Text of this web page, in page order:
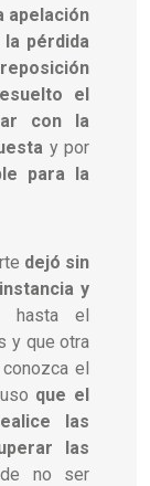
apelación
la pérdida
el
con la
y por
para la
dejó sin
y
hasta el
y que otra
el
que el
las
las
no ser